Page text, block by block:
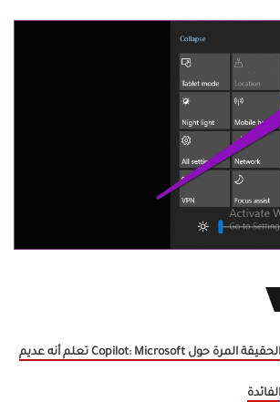
الحقيقة المرة حول Copilot: Microsoft تعلم أنه عديم
الفائدة